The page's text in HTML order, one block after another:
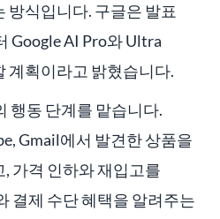
방식입니다. 구글은 발표
Google AI Pro와 Ultra
계획이라고 밝혔습니다.
행동 단계를 맡습니다.
Gmail에서 발견한 상품을
가격 인하와 재입고를
결제 수단 혜택을 알려주는